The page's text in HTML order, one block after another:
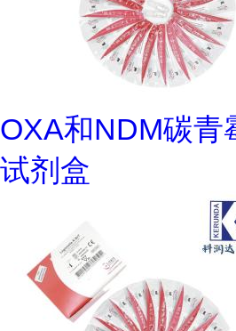
OXA和NDM碳青
试剂盒